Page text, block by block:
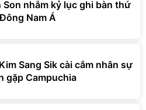
Son nhắm kỷ lục ghi bàn thứ
Nam Á
Sang Sik cài cắm nhân sự
gặp Campuchia